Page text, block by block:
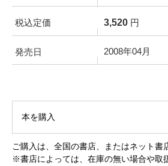
税込定価 3,520円
発売日 2008年04月
本を購入
ご購入は、全国の書店、またはネット書
※書店によっては、在庫の無い場合や取